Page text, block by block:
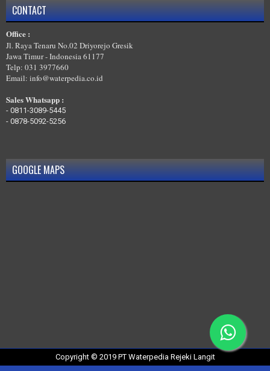
MELAYANI TRAINING DESAIN IPAL,WWTP,STP DI PESISIR BARAT
MELAYANI TRAINING DESAIN IPAL,WWTP,STP DI PESAWARAN
CONTACT
Office :
Jl. Raya Tenaru No.02 Driyorejo Gresik
Jawa Timur - Indonesia 61177
Telp: 031 3977660
Email: info@waterpedia.co.id
Sales Whatsapp :
- 0811-3089-5445
- 0878-5092-5256
GOOGLE MAPS
Copyright © 2019 PT Waterpedia Rejeki Langit